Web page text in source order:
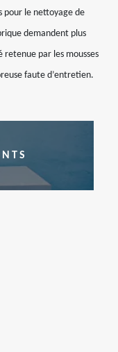
pour le nettoyage de
demandent plus
retenue par les mousses
faute d’entretien.